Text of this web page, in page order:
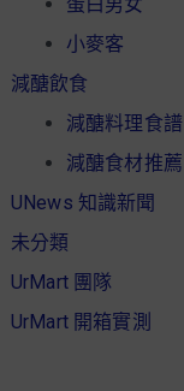
小麥客
減醣飲食
減醣料理食譜
減醣食材推薦
UNews 知識新聞
未分類
UrMart 團隊
UrMart 開箱實測